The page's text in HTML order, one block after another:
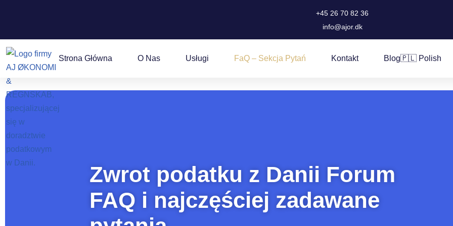
do
treści
+45 26 70 82 36
info@ajor.dk
Strona Główna O Nas Usługi FaQ – Sekcja Pytań Kontakt Blog🇵🇱 Polish
Zwrot podatku z Danii Forum
FAQ i najczęściej zadawane